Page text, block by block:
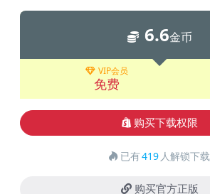
6.6金币
VIP会员
免费
购买下载权限
已有419 人解锁下载
购买官方正版